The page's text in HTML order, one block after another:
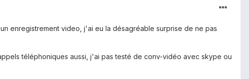
enregistrement video, j'ai eu la désagréable surprise de ne pas
téléphoniques aussi, j'ai pas testé de conv-vidéo avec skype ou